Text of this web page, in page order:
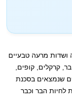
סוואנה ושדות מרעה טבעיים
קרקלים, קופים,
שני מינים שנמצאים בסכנת
לחיות הבר וכבר